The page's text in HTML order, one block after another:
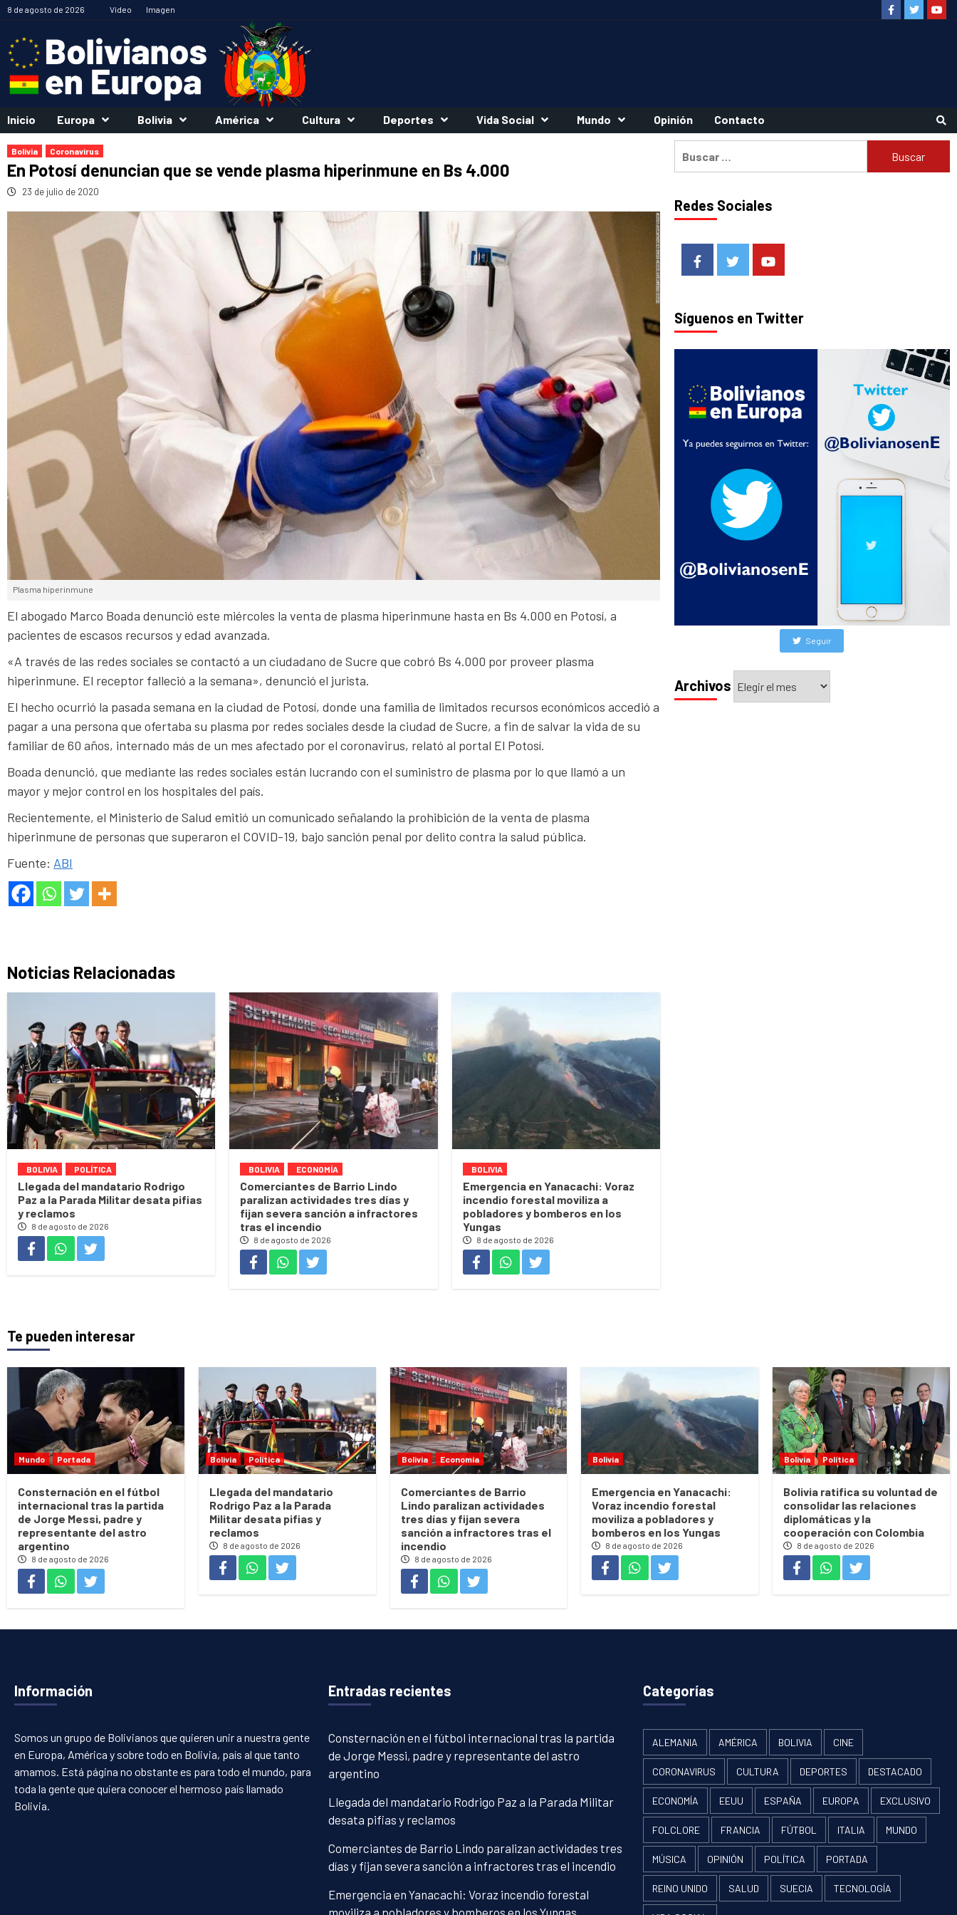
Saltar
contenido
8 de agosto de 2026 Vídeo Imagen FacebookTwitter
Inicio Europa Bolivia América Cultura Deportes Vida Social Mundo Opinión Contacto
Bolivia Coronavirus
En Potosí denuncian que se vende plasma hiperinmune en Bs 4.000
23 de julio de 2020
Plasma hiperinmune
El abogado Marco Boada denunció este miércoles la venta de plasma hiperinmune hasta en Bs 4.000 en Potosí, a
pacientes de escasos recursos y edad avanzada.
«A través de las redes sociales se contactó a un ciudadano de Sucre que cobró Bs 4.000 por proveer plasma
hiperinmune. El receptor falleció a la semana», denunció el jurista.
El hecho ocurrió la pasada semana en la ciudad de Potosí, donde una familia de limitados recursos económicos accedió a
pagar a una persona que ofertaba su plasma por redes sociales desde la ciudad de Sucre, a fin de salvar la vida de su
familiar de 60 años, internado más de un mes afectado por el coronavirus, relató al portal El Potosí.
Boada denunció, que mediante las redes sociales están lucrando con el suministro de plasma por lo que llamó a un
mayor y mejor control en los hospitales del país.
Recientemente, el Ministerio de Salud emitió un comunicado señalando la prohibición de la venta de plasma
hiperinmune de personas que superaron el COVID-19, bajo sanción penal por delito contra la salud pública.
Fuente: ABI
Noticias Relacionadas
BOLIVIA POLÍTICA
Llegada del mandatario Rodrigo
Paz a la Parada Militar desata pifias
y reclamos
8 de agosto de 2026
BOLIVIA ECONOMÍA
Comerciantes de Barrio Lindo
paralizan actividades tres días y
fijan severa sanción a infractores
tras el incendio
8 de agosto de 2026
BOLIVIA
Emergencia en Yanacachi: Voraz
incendio forestal moviliza a
pobladores y bomberos en los
Yungas
8 de agosto de 2026
Redes Sociales
FacebookTwitterYoutube
Síguenos en Twitter
Seguir
Archivos
Archivos
Te pueden interesar
Mundo Portada
Consternación en el fútbol
internacional tras la partida
de Jorge Messi, padre y
representante del astro
argentino
8 de agosto de 2026
Bolivia Política
Llegada del mandatario
Rodrigo Paz a la Parada
Militar desata pifias y
reclamos
8 de agosto de 2026
Bolivia Economía
Comerciantes de Barrio
Lindo paralizan actividades
tres días y fijan severa
sanción a infractores tras el
incendio
8 de agosto de 2026
Bolivia
Emergencia en Yanacachi:
Voraz incendio forestal
moviliza a pobladores y
bomberos en los Yungas
8 de agosto de 2026
Bolivia Política
Bolivia ratifica su voluntad de
consolidar las relaciones
diplomáticas y la
cooperación con Colombia
8 de agosto de 2026
Información
Somos un grupo de Bolivianos que quieren unir a nuestra gente
en Europa, América y sobre todo en Bolivia, país al que tanto
amamos. Está página no obstante es para todo el mundo, para
toda la gente que quiera conocer el hermoso país llamado
Bolivia.
Entradas recientes
Consternación en el fútbol internacional tras la partida
de Jorge Messi, padre y representante del astro
argentino
Llegada del mandatario Rodrigo Paz a la Parada Militar
desata pifias y reclamos
Comerciantes de Barrio Lindo paralizan actividades tres
días y fijan severa sanción a infractores tras el incendio
Emergencia en Yanacachi: Voraz incendio forestal
moviliza a pobladores y bomberos en los Yungas
Categorías
ALEMANIA AMÉRICA BOLIVIA CINE
CORONAVIRUS CULTURA DEPORTES DESTACADO
ECONOMÍA EEUU ESPAÑA EUROPA EXCLUSIVO
FOLCLORE FRANCIA FÚTBOL ITALIA MUNDO
MÚSICA OPINIÓN POLÍTICA PORTADA
REINO UNIDO SALUD SUECIA TECNOLOGÍA